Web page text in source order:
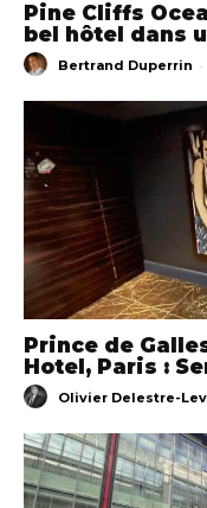
Pine Cliffs
bel hôtel dans
Bertrand Duperrin -
Prince de
Hotel, Paris :
Olivier Delestre-